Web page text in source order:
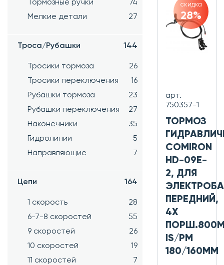
Тормозные ручки
74
Мелкие детали
27
Троса/Рубашки 144
Тросики тормоза
26
Тросики переключения
16
Рубашки тормоза
23
Рубашки переключения
27
Наконечники
35
Гидролинии
5
Направляющие
7
Цепи 164
1 скорость
28
6-7-8 скоростей
55
9 скоростей
26
10 скоростей
19
11 скоростей
7
скидка
28%
арт.
750357-1
ТОРМОЗ
COMIRON
HD-09E-
2, ДЛЯ
ПЕРЕДНИЙ,
4Х
IS/PM
180/160ММ